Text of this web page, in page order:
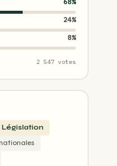
68%
24%
8%
2 547 votes